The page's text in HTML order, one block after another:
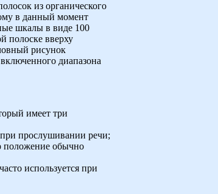
из органического
в данный момент
шкалы в виде 100
полоске вверху
рисунок
диапазона
имеет три
при прослушивании речи;
положение обычно
используется при